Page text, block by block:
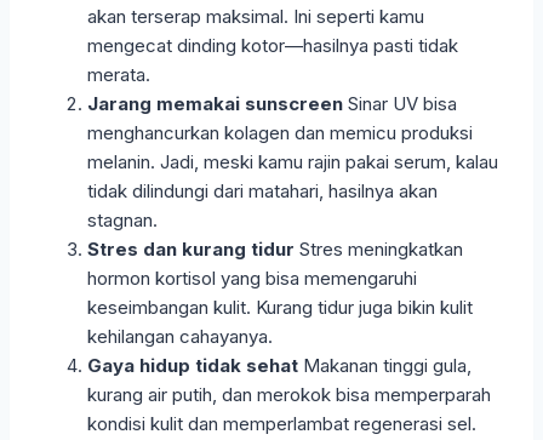
akan terserap maksimal. Ini seperti kamu
mengecat dinding kotor—hasilnya pasti tidak
merata.
Jarang memakai sunscreen Sinar UV bisa
menghancurkan kolagen dan memicu produksi
melanin. Jadi, meski kamu rajin pakai serum, kalau
tidak dilindungi dari matahari, hasilnya akan
stagnan.
Stres dan kurang tidur Stres meningkatkan
hormon kortisol yang bisa memengaruhi
keseimbangan kulit. Kurang tidur juga bikin kulit
kehilangan cahayanya.
Gaya hidup tidak sehat Makanan tinggi gula,
kurang air putih, dan merokok bisa memperparah
kondisi kulit dan memperlambat regenerasi sel.